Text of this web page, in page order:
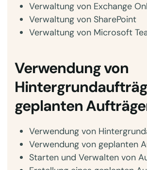
Verwaltung von Exchange
Verwaltung von SharePoint
Verwaltung von Microsoft
Verwendung von
geplanten
Verwendung von
Verwendung von geplanten
Starten und Verwalten von